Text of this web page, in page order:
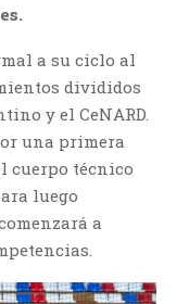
a su ciclo al
divididos
y el CeNARD.
una primera
cuerpo técnico
luego
a